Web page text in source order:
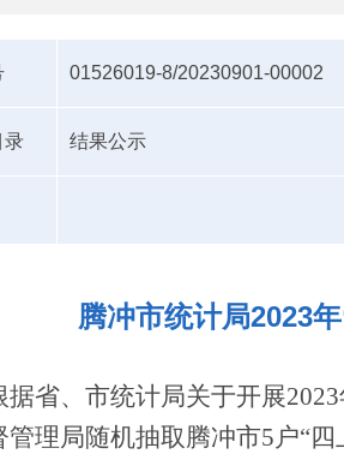
01526019-8/20230901-00002
录 结果公示
腾冲市统计局2023
据省、市统计局关于开展2023
管理局随机抽取腾冲市5户“四